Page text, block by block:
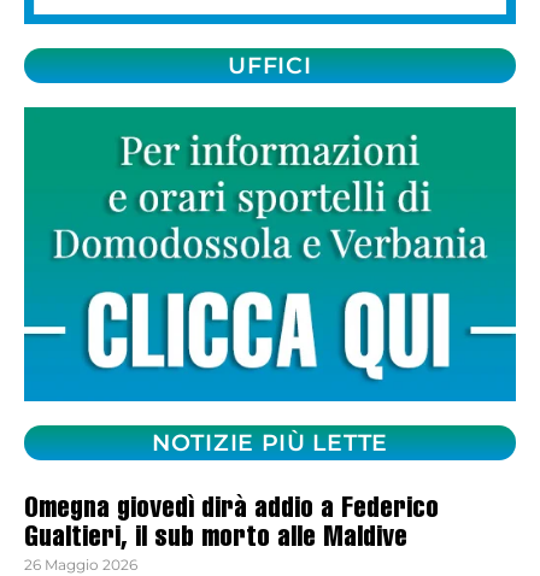
UFFICI
NOTIZIE PIÙ LETTE
Omegna giovedì dirà addio a Federico
Gualtieri, il sub morto alle Maldive
26 Maggio 2026